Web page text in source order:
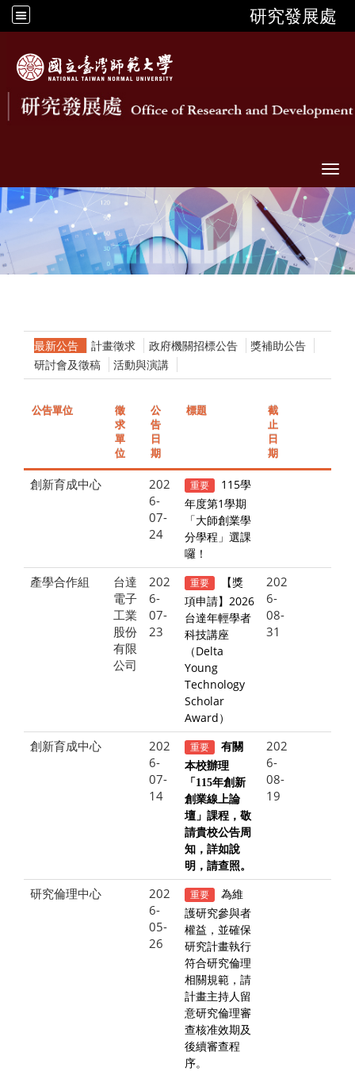
研究發展處
最新公告 計畫徵求 政府機關招標公告
獎補助公告
研討會及徵稿
活動與演講
公告單位
徵
求
單
位
公
告
日
期
標題
截
止
日
期
創新育成中心
202
6-
07-
24
重要
115學
年度第1學期
「大師創業學
分學程」選課
囉！
產學合作組
台達
電子
工業
股份
有限
公司
202
6-
07-
23
重要
【獎
項申請】2026
台達年輕學者
科技講座
（Delta
Young
Technology
Scholar
Award）
202
6-
08-
31
創新育成中心
202
6-
07-
14
重要
有關
本校辦理
「115年創新
創業線上論
壇」課程，敬
請貴校公告周
知，詳如說
明，請查照。
202
6-
08-
19
研究倫理中心
202
6-
05-
26
重要
為維
護研究參與者
權益，並確保
研究計畫執行
符合研究倫理
相關規範，請
計畫主持人留
意研究倫理審
查核准效期及
後續審查程
序。